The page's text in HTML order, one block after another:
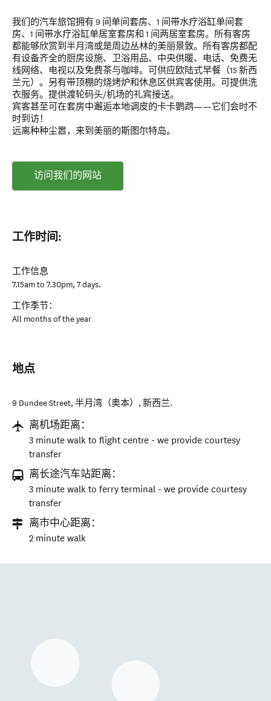
我们的汽车旅馆拥有 9 间单间套房、1 间带水疗浴缸单间套
房、1 间带水疗浴缸单居室套房和 1 间两居室套房。所有客房
都能够欣赏到半月湾或是周边丛林的美丽景致。所有客房都配
有设备齐全的厨房设施、卫浴用品、中央供暖、电话、免费无
线网络、电视以及免费茶与咖啡。可供应欧陆式早餐（15 新西
兰元）。另有带顶棚的烧烤炉和休息区供宾客使用。可提供洗
衣服务。提供渡轮码头/机场的礼宾接送。
宾客甚至可在套房中邂逅本地调皮的卡卡鹦鹉——它们会时不
时到访！
远离种种尘嚣，来到美丽的斯图尔特岛。
访问我们的网站
工作时间:
工作信息
7.15am to 7.30pm, 7 days.
工作季节：
All months of the year
地点
9 Dundee Street, 半月湾（奥本） , 新西兰.
离机场距离：
3 minute walk to flight centre - we provide courtesy
transfer
离长途汽车站距离：
3 minute walk to ferry terminal - we provide courtesy
transfer
离市中心距离：
2 minute walk